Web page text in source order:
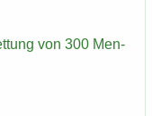
von 300 Men­